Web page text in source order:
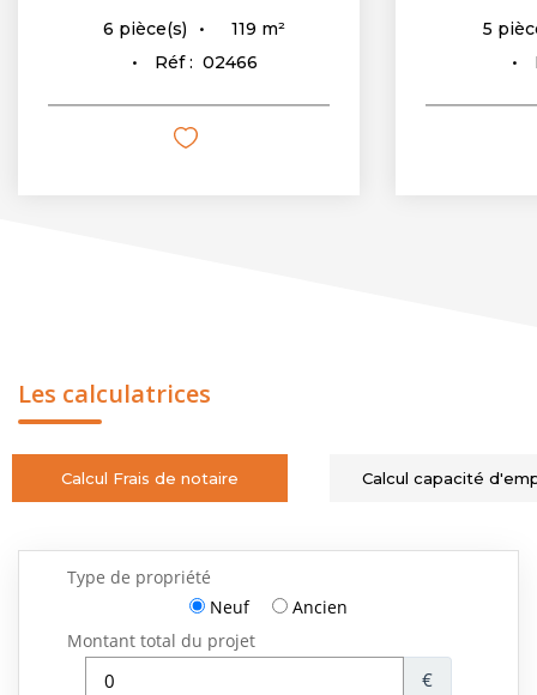
6 pièce(s) 119 m²
Réf : 02466
5
Les calculatrices
Calcul Frais de notaire Calcul capacité